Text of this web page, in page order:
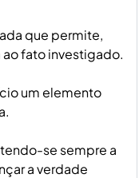
que permite,
fato investigado.
um elemento
se sempre a
a verdade